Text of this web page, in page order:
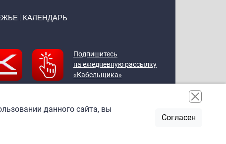
КАЛЕНДАРЬ
Подпишитесь
на ежедневную рассылку
«Кабельщика»
данного сайта, вы
Согласен